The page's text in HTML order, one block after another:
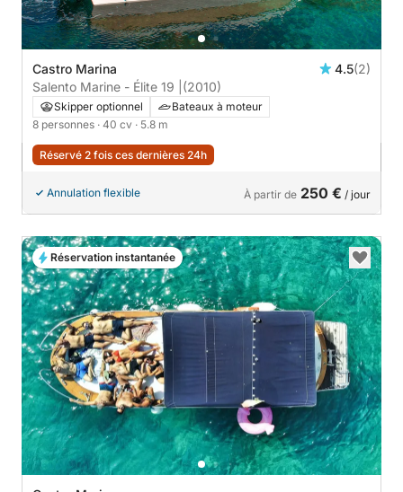
Castro Marina 4.5(2)
Salento Marine - Élite 19 | (2010)
Skipper optionnel
Bateaux à moteur
8 personnes · 40 cv · 5.8 m
Réservé 2 fois ces dernières 24h
Annulation flexible À partir de 250 € / jour
Réservation instantanée